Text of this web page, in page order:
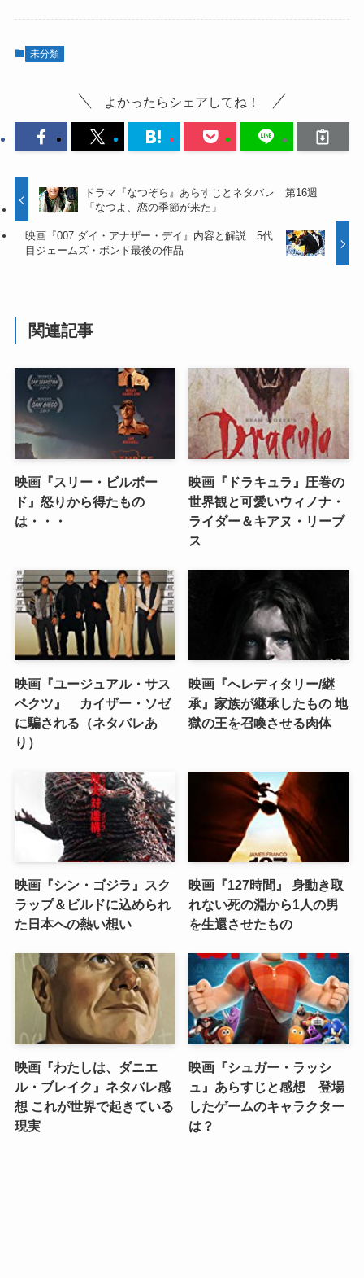
未分類
よかったらシェアしてね！
ドラマ『なつぞら』あらすじとネタバレ 第16週
「なつよ、恋の季節が来た」
映画『007 ダイ・アナザー・デイ』内容と解説 5代
目ジェームズ・ボンド最後の作品
関連記事
映画『スリー・ビルボー
ド』怒りから得たもの
は・・・
映画『ドラキュラ』圧巻の
世界観と可愛いウィノナ・
ライダー＆キアヌ・リーブ
ス
映画『ユージュアル・サス
ペクツ』 カイザー・ソゼ
に騙される（ネタバレあ
り）
映画『へレディタリー/継
承』家族が継承したもの 地
獄の王を召喚させる肉体
映画『シン・ゴジラ』スク
ラップ＆ビルドに込められ
た日本への熱い想い
映画『127時間』 身動き取
れない死の淵から1人の男
を生還させたもの
映画『わたしは、ダニエ
ル・ブレイク』ネタバレ感
想 これが世界で起きている
現実
映画『シュガー・ラッシ
ュ』あらすじと感想 登場
したゲームのキャラクター
は？